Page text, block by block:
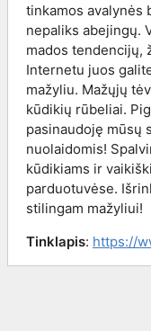
tinkamos avalynės
nepaliks abejingų.
mados tendencijų,
Internetu juos
mažyliu. Mažųjų
kūdikių rūbeliai.
pasinaudoję mūsų
nuolaidomis!
kūdikiams ir
parduotuvėse.
stilingam mažyliui!
Tinklapis: https://